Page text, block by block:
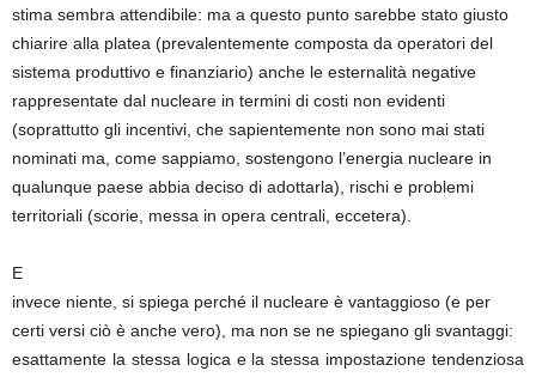
stima sembra attendibile: ma a questo punto sarebbe stato giusto
chiarire alla platea (prevalentemente composta da operatori del
sistema produttivo e finanziario) anche le esternalità negative
rappresentate dal nucleare in termini di costi non evidenti
(soprattutto gli incentivi, che sapientemente non sono mai stati
nominati ma, come sappiamo, sostengono l’energia nucleare in
qualunque paese abbia deciso di adottarla), rischi e problemi
territoriali (scorie, messa in opera centrali, eccetera).
E
invece niente, si spiega perché il nucleare è vantaggioso (e per
certi versi ciò è anche vero), ma non se ne spiegano gli svantaggi:
esattamente la stessa logica e la stessa impostazione tendenziosa